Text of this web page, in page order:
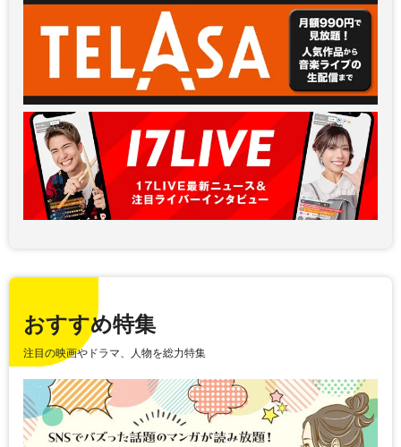
おすすめ特集
注目の映画やドラマ、人物を総力特集